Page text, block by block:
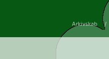
Arkivskab /